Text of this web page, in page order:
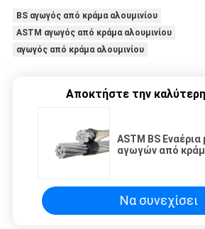
BS αγωγός από κράμα αλουμινίου
ASTM αγωγός από κράμα αλουμινίου
αγωγός από κράμα αλουμινίου
Αποκτήστε την καλύτερη
ASTM BS
αγωγών από
Να συνεχίσει